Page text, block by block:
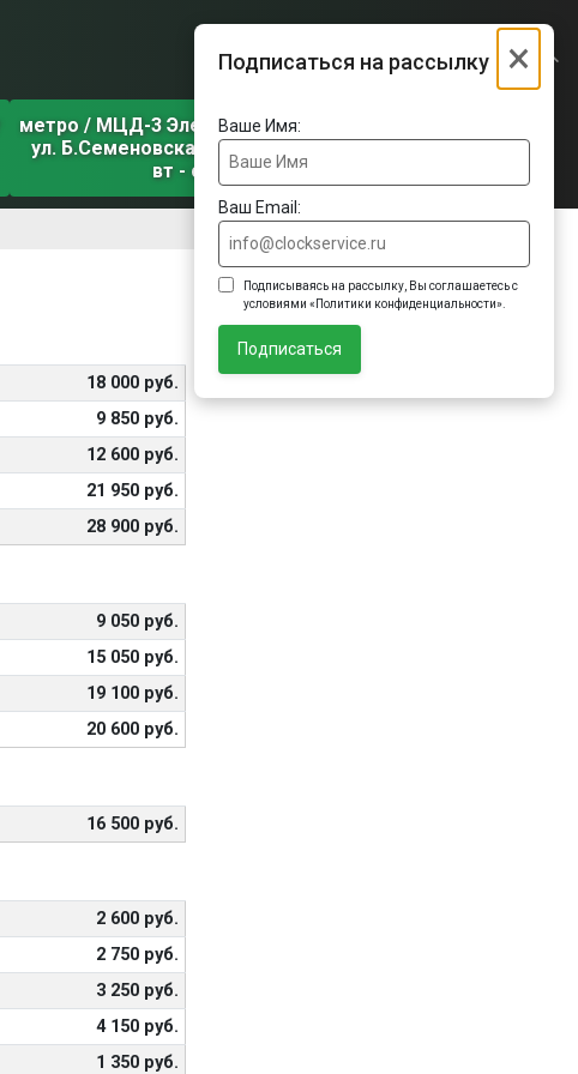
метро / МЦД-3 Электрозаводская
ул. Б.Семеновская, д. 31, корп. 1
вт - сб
×
Подписаться на рассылку
Ваше Имя:
Ваш Email:
Подписываясь на рассылку, Вы соглашаетесь с
условиями «Политики конфиденциальности».
Подписаться
18 000 руб.
9 850 руб.
12 600 руб.
21 950 руб.
28 900 руб.
9 050 руб.
15 050 руб.
19 100 руб.
20 600 руб.
16 500 руб.
2 600 руб.
2 750 руб.
3 250 руб.
4 150 руб.
1 350 руб.